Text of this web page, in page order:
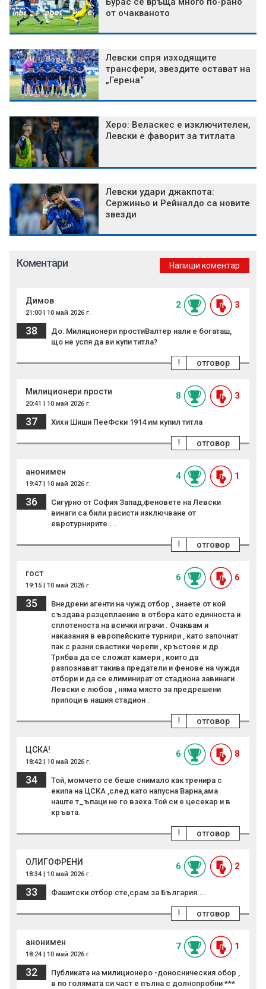
от очакваното
Левски спря изходящите
трансфери, звездите остават на
„Герена“
Херо: Веласкес е изключителен,
Левски е фаворит за титлата
Левски удари джакпота:
Сержиньо и Рейналдо са новите
звезди
Коментари Напиши коментар
Димов
21:00 | 10 май 2026 г.
2 3
38
До: Милиционери npoстиВалтер нали е богаташ,
що не успя да ви купи титла?
отговор
!
Милиционери npoсти
20:41 | 10 май 2026 г.
8 3
37 Хихи Шиши ПееФски 1914 им купил титла
отговор
!
анонимен
19:47 | 10 май 2026 г.
4 1
36
Сигурно от София Запад,феновете на Левски
винаги са били расисти изключване от
евротурнирите....
отговор
!
гост
19:15 | 10 май 2026 г.
6 6
35
Внедрени агенти на чужд отбор , знаете от кой
създава разцеплаение в отбора като единноста и
сплотеноста на всички играчи . Очаквам и
наказания в европейските турнири , като започнат
пак с разни свастики черепи , кръстове и др .
Трябва да се сложат камери , които да
разпознават такива предатели и фенове на чужди
отбори и да се елиминират от стадиона завинаги .
Левски е любов , няма място за предрешени
припоци в нашия стадион .
отговор
!
ЦСКА!
18:42 | 10 май 2026 г.
6 8
34
Той, момчето се беше снимало как тренира с
екипа на ЦСКА ,след като напусна Варна,ама
наште т_ъпаци не го взеха.Той си е цесекар и в
кръвта.
отговор
!
ОЛИГОФРЕНИ
18:34 | 10 май 2026 г.
6 2
33 Фашитски отбор сте,срам за България....
отговор
!
анонимен
18:24 | 10 май 2026 г.
7 1
32
Публиката на милиционеро -доносническия обор ,
в по голямата си част е пълна с долнопробни ***